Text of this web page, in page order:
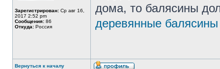
Зарегистрирован: Ср авг 16,
2017 2:52 pm
Сообщения: 86
Откуда: Россия
дома, то балясины
деревянные балясины
Вернуться к началу